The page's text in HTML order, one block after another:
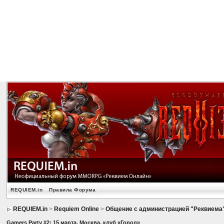
REQUIEM.in Правила Форума
REQUIEM.in > Requiem Online >Общение с администрацией
Gamers Party #2: 15 марта, Москва, клуб «Город»